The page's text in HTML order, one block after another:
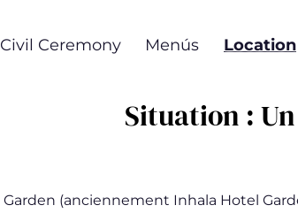
Civil Ceremony Menús Location
Situation :
Garden (anciennement Inhala Hotel